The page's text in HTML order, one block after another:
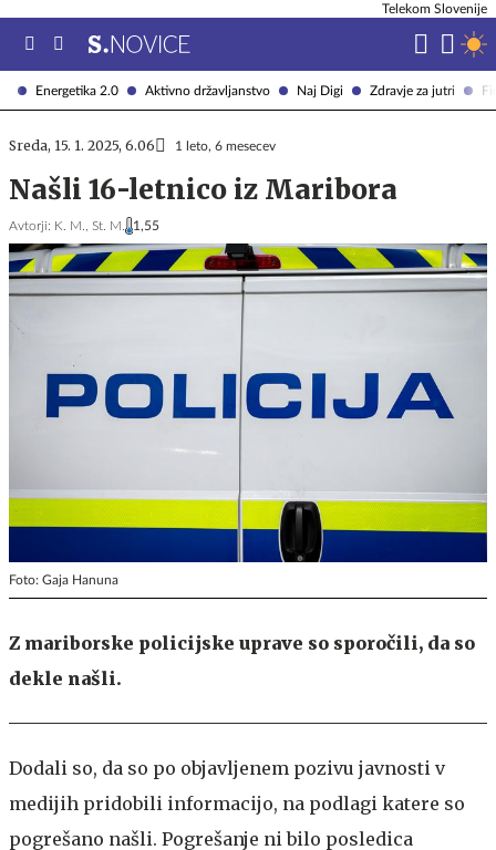
Energetika 2.0 Aktivno državljanstvo Naj Digi Zdravje za jutri
Telekom Slovenije
Sreda, 15. 1. 2025, 6.06 1 leto, 6 mesecev
Našli 16-letnico iz Maribora
Avtorji: K. M., St. M. 1,55
Foto: Gaja Hanuna
Z mariborske policijske uprave so sporočili, da so
dekle našli.
Dodali so, da so po objavljenem pozivu javnosti v
medijih pridobili informacijo, na podlagi katere so
pogrešano našli. Pogrešanje ni bilo posledica